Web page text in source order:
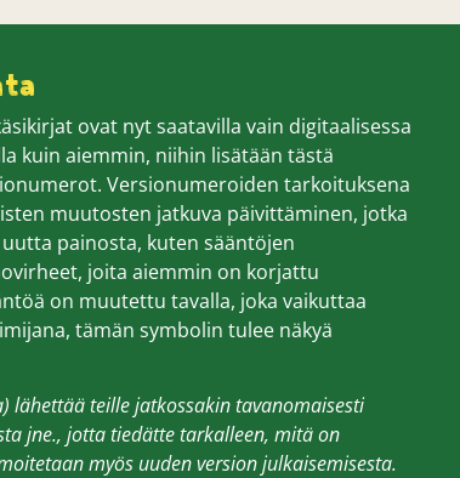
ovat nyt saatavilla vain digitaalisessa
kuin aiemmin, niihin lisätään tästä
Versionumeroiden tarkoituksena
muutosten jatkuva päivittäminen, jotka
painosta, kuten sääntöjen
joita aiemmin on korjattu
on muutettu tavalla, joka vaikuttaa
tämän symbolin tulee näkyä
lähettää teille jatkossakin tavanomaisesti
jne., jotta tiedätte tarkalleen, mitä on
myös uuden version julkaisemisesta.